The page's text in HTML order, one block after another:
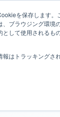
を保存します
ブラウジング環
して使用されるも
はトラッキング
ン別情報